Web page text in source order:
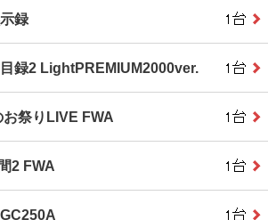
録
録2 LightPREMIUM2000ver.
お祭りLIVE FWA
2 FWA